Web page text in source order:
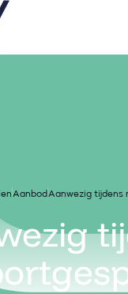
AanbodAanwezig tijdens